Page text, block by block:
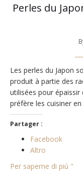
Perles du
Les perles du Japon
produit à partie des
utilisées pour
préfère les cuisiner
Partager :
Facebook
Altro
Per saperne di più "